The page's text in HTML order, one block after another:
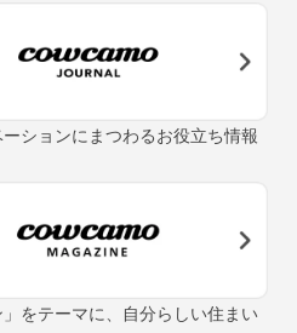
ションにまつわるお役立ち情報
」をテーマに、自分らしい住まい